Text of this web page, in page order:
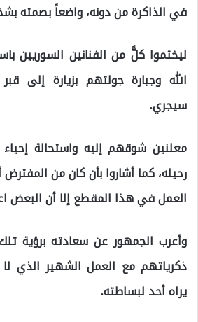
في الذاكرة من دونه، واضعاً بصمته
ليختموا كلًّ من الفنانين السوريين
الله وجبارة جولتهم بزيارة إلى
سيجري.
معلنين شوقهم إليه واستحالة
رحيله، كما أشاروا بأن كان من
العمل في هذا المقطع إلا أن البعض
وأعرب الجمهور عن سعادته برؤية
ذكرياتهم مع العمل الشهير الذي
يراه أحد لبساطته.